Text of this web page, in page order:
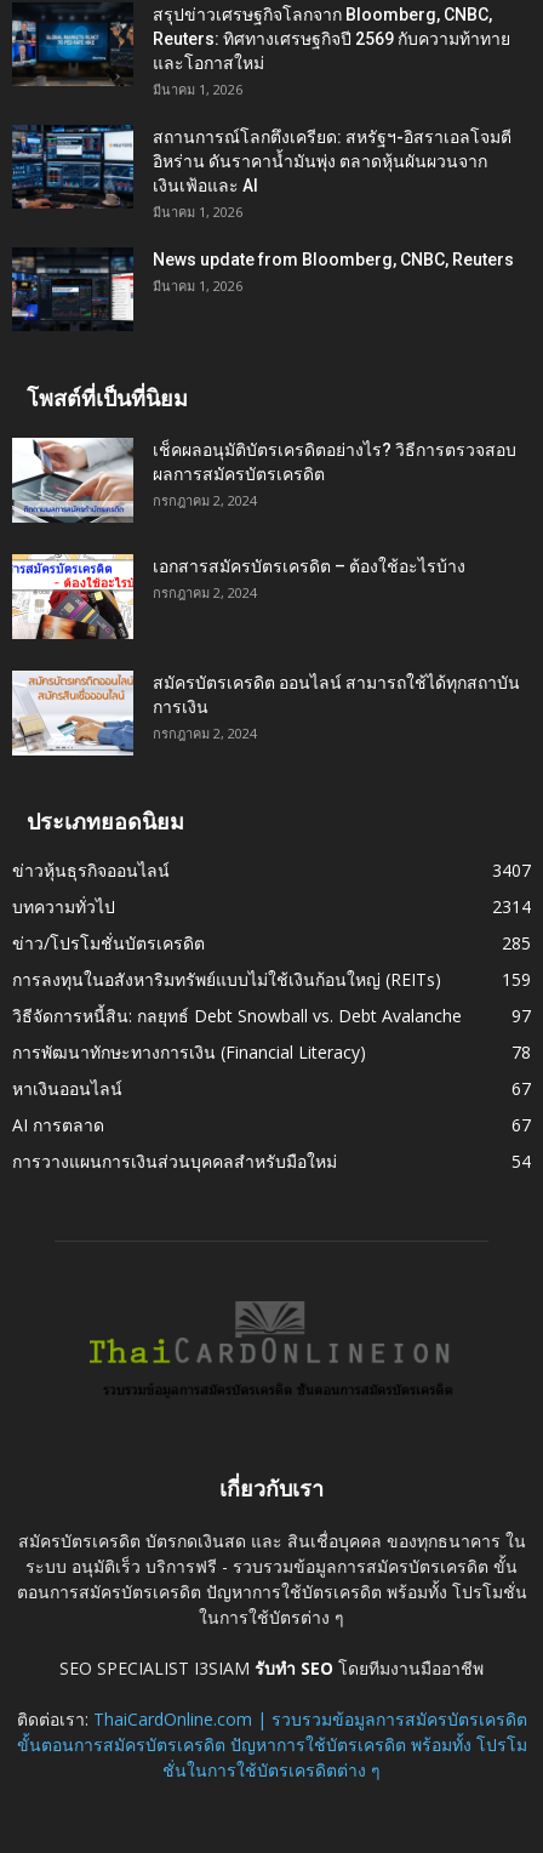
สรุปข่าวเศรษฐกิจโลกจาก Bloomberg, CNBC,
Reuters: ทิศทางเศรษฐกิจปี 2569 กับความท้าทาย
และโอกาสใหม่
มีนาคม 1, 2026
สถานการณ์โลกตึงเครียด: สหรัฐฯ-อิสราเอลโจมตี
อิหร่าน ดันราคาน้ำมันพุ่ง ตลาดหุ้นผันผวนจาก
เงินเฟ้อและ AI
มีนาคม 1, 2026
News update from Bloomberg, CNBC, Reuters
มีนาคม 1, 2026
โพสต์ที่เป็นที่นิยม
เช็คผลอนุมัติบัตรเครดิตอย่างไร? วิธีการตรวจสอบ
ผลการสมัครบัตรเครดิต
กรกฎาคม 2, 2024
เอกสารสมัครบัตรเครดิต – ต้องใช้อะไรบ้าง
กรกฎาคม 2, 2024
สมัครบัตรเครดิต ออนไลน์ สามารถใช้ได้ทุกสถาบัน
การเงิน
กรกฎาคม 2, 2024
ประเภทยอดนิยม
ข่าวหุ้นธุรกิจออนไลน์
3407
บทความทั่วไป
2314
ข่าว/โปรโมชั่นบัตรเครดิต
285
การลงทุนในอสังหาริมทรัพย์แบบไม่ใช้เงินก้อนใหญ่ (REITs)
159
วิธีจัดการหนี้สิน: กลยุทธ์ Debt Snowball vs. Debt Avalanche
97
การพัฒนาทักษะทางการเงิน (Financial Literacy)
78
หาเงินออนไลน์
67
AI การตลาด
67
การวางแผนการเงินส่วนบุคคลสำหรับมือใหม่
54
เกี่ยวกับเรา
สมัครบัตรเครดิต บัตรกดเงินสด และ สินเชื่อบุคคล ของทุกธนาคาร ใน
ระบบ อนุมัติเร็ว บริการฟรี - รวบรวมข้อมูลการสมัครบัตรเครดิต ขั้น
ตอนการสมัครบัตรเครดิต ปัญหาการใช้บัตรเครดิต พร้อมทั้ง โปรโมชั่น
ในการใช้บัตรต่าง ๆ
SEO SPECIALIST I3SIAM รับทำ SEO โดยทีมงานมืออาชีพ
ติดต่อเรา: ThaiCardOnline.com | รวบรวมข้อมูลการสมัครบัตรเครดิต
ขั้นตอนการสมัครบัตรเครดิต ปัญหาการใช้บัตรเครดิต พร้อมทั้ง โปรโม
ชั่นในการใช้บัตรเครดิตต่าง ๆ